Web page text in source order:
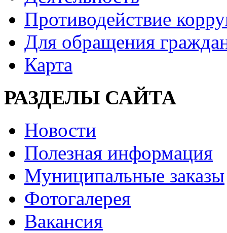
Противодействие
Для обращения
Карта
РАЗДЕЛЫ САЙТА
Новости
Полезная информация
Муниципальные заказы
Фотогалерея
Вакансия